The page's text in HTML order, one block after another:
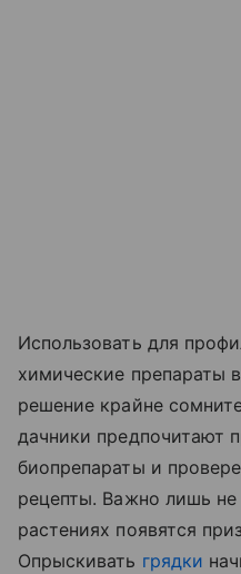
Использовать для
химические препараты
решение крайне
дачники предпочитают
биопрепараты и
рецепты. Важно лишь не
растениях появятся
Опрыскивать грядки